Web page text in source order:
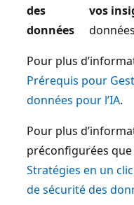
des
données
vos
Pour plus
Prérequis pour
données pour l’IA.
Pour plus
préconfigurées que
Stratégies en un
de sécurité des